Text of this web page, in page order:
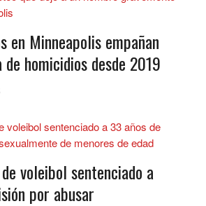
en Minneapolis empañan
homicidios desde 2019
voleibol sentenciado a
por abusar